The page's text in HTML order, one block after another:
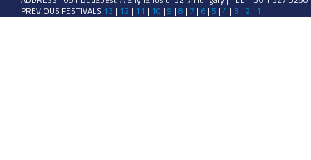
PREVIOUS FESTIVALS 13 | 12 | 11 | 10 | 9 | 8 | 7 | 6 | 5 | 4 | 3 | 2 | 1